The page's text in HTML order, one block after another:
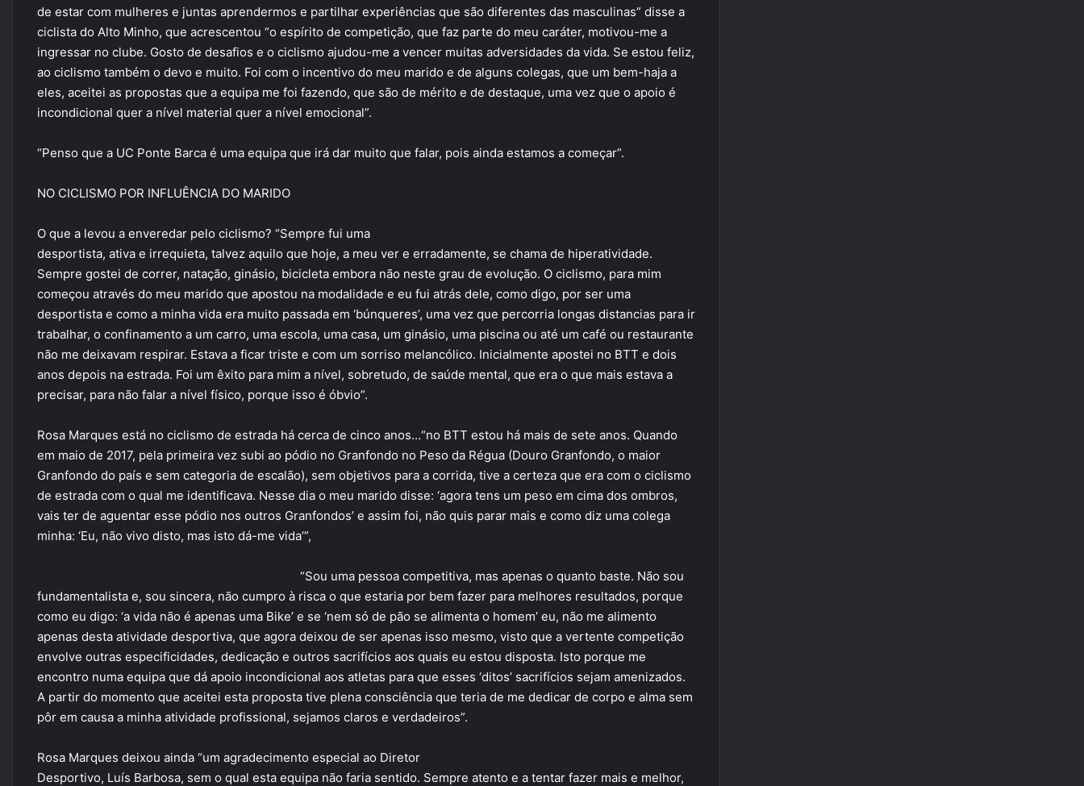
de estar com mulheres e juntas aprendermos e partilhar experiências que são diferentes das masculinas” disse a
ciclista do Alto Minho, que acrescentou “o espírito de competição, que faz parte do meu caráter, motivou-me a
ingressar no clube. Gosto de desafios e o ciclismo ajudou-me a vencer muitas adversidades da vida. Se estou feliz,
ao ciclismo também o devo e muito. Foi com o incentivo do meu marido e de alguns colegas, que um bem-haja a
eles, aceitei as propostas que a equipa me foi fazendo, que são de mérito e de destaque, uma vez que o apoio é
incondicional quer a nível material quer a nível emocional”.
“Penso que a UC Ponte Barca é uma equipa que irá dar muito que falar, pois ainda estamos a começar”.
NO CICLISMO POR INFLUÊNCIA DO MARIDO
O que a levou a enveredar pelo ciclismo? “Sempre fui uma
desportista, ativa e irrequieta, talvez aquilo que hoje, a meu ver e erradamente, se chama de hiperatividade.
Sempre gostei de correr, natação, ginásio, bicicleta embora não neste grau de evolução. O ciclismo, para mim
começou através do meu marido que apostou na modalidade e eu fui atrás dele, como digo, por ser uma
desportista e como a minha vida era muito passada em ‘búnqueres’, uma vez que percorria longas distancias para ir
trabalhar, o confinamento a um carro, uma escola, uma casa, um ginásio, uma piscina ou até um café ou restaurante
não me deixavam respirar. Estava a ficar triste e com um sorriso melancólico. Inicialmente apostei no BTT e dois
anos depois na estrada. Foi um êxito para mim a nível, sobretudo, de saúde mental, que era o que mais estava a
precisar, para não falar a nível físico, porque isso é óbvio”.
Rosa Marques está no ciclismo de estrada há cerca de cinco anos…“no BTT estou há mais de sete anos. Quando
em maio de 2017, pela primeira vez subi ao pódio no Granfondo no Peso da Régua (Douro Granfondo, o maior
Granfondo do país e sem categoria de escalão), sem objetivos para a corrida, tive a certeza que era com o ciclismo
de estrada com o qual me identificava. Nesse dia o meu marido disse: ‘agora tens um peso em cima dos ombros,
vais ter de aguentar esse pódio nos outros Granfondos’ e assim foi, não quis parar mais e como diz uma colega
minha: ‘Eu, não vivo disto, mas isto dá-me vida’”,
“Sou uma pessoa competitiva, mas apenas o quanto baste. Não sou
fundamentalista e, sou sincera, não cumpro à risca o que estaria por bem fazer para melhores resultados, porque
como eu digo: ‘a vida não é apenas uma Bike’ e se ‘nem só de pão se alimenta o homem’ eu, não me alimento
apenas desta atividade desportiva, que agora deixou de ser apenas isso mesmo, visto que a vertente competição
envolve outras especificidades, dedicação e outros sacrifícios aos quais eu estou disposta. Isto porque me
encontro numa equipa que dá apoio incondicional aos atletas para que esses ‘ditos’ sacrifícios sejam amenizados.
A partir do momento que aceitei esta proposta tive plena consciência que teria de me dedicar de corpo e alma sem
pôr em causa a minha atividade profissional, sejamos claros e verdadeiros”.
Rosa Marques deixou ainda “um agradecimento especial ao Diretor
Desportivo, Luís Barbosa, sem o qual esta equipa não faria sentido. Sempre atento e a tentar fazer mais e melhor,